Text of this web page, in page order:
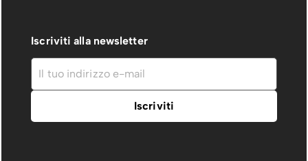
Iscriviti alla newsletter